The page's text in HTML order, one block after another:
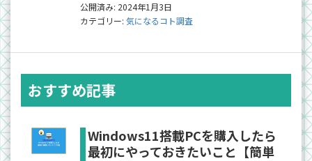
公開済み: 2024年1月3日
カテゴリー: 気になるコト調査
おすすめ記事
Windows11搭載PCを購入したら
最初にやっておきたいこと【簡単